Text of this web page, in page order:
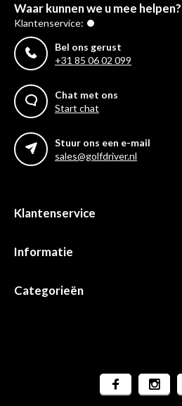
Waar kunnen we u mee helpen?
Klantenservice:
Bel ons gerust
+31 85 06 02 099
Chat met ons
Start chat
Stuur ons een e-mail
sales@golfdriver.nl
Klantenservice
Informatie
Categorieën